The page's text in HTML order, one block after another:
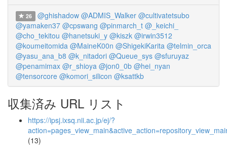
26 @ghishadow @ADMIS_Walker @cultivatetsubo
@yamaken37 @cpswang @pinmarch_t @_keichi_
@cho_tekitou @hanetsuki_y @kiszk @irwin3512
@koumeitomida @MaineK00n @ShigekiKarita @telmin_orca
@yasu_ana_b8 @k_nitadori @Queue_sys @sfuruyaz
@penamimax @r_shioya @jon0_0b @hei_nyan
@tensorcore @komori_silicon @ksattkb
収集済み URL リスト
https://ipsj.ixsq.nii.ac.jp/ej/?
(13)